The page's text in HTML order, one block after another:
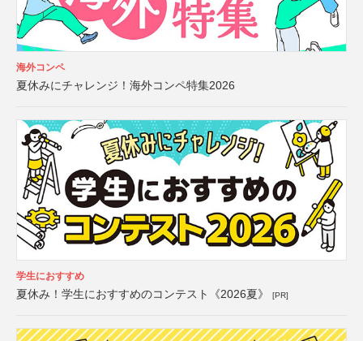
海外コンペ
夏休みにチャレンジ！海外コンペ特集2026
学生におすすめ
夏休み！学生におすすめのコンテスト《2026夏》 [PR]